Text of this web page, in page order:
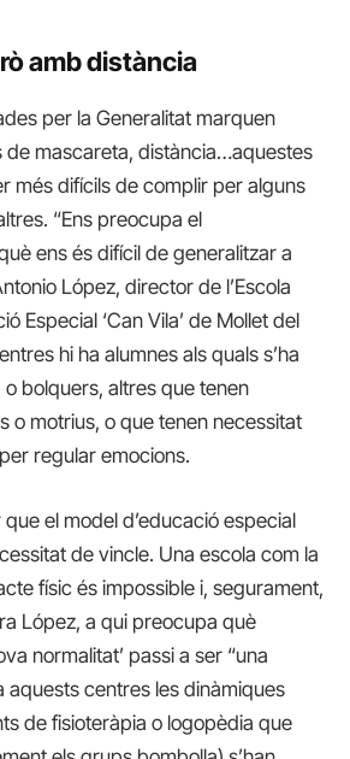
amb distància
per la Generalitat marquen
de mascareta, distància…aquestes
més difícils de complir per alguns
“Ens preocupa el
ens és difícil de generalitzar a
López, director de l’Escola
Especial ‘Can Vila’ de Mollet del
hi ha alumnes als quals s’ha
bolquers, altres que tenen
o motrius, o que tenen necessitat
regular emocions.
el model d’educació especial
de vincle. Una escola com la
físic és impossible i, segurament,
López, a qui preocupa què
normalitat’ passi a ser “una
aquests centres les dinàmiques
de fisioteràpia o logopèdia que